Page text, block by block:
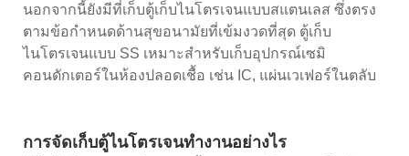
นอกจากนี้ยังมีที่เก็บตู้เก็บไนโตรเจนแบบสแตนเลส ซึ่งตรง
ตามข้อกำหนดด้านสุขอนามัยที่เข้มงวดที่สุด ตู้เก็บ
ไนโตรเจนแบบ SS เหมาะสำหรับเก็บอุปกรณ์เซมิ
คอนดักเตอร์ในห้องปลอดเชื้อ เช่น IC, แผ่นเวเฟอร์ในตลับ
การจัดเก็บตู้ไนโตรเจนทำงานอย่างไร